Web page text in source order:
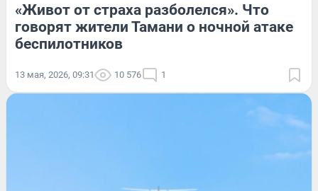
«Живот от страха разболелся». Что
говорят жители Тамани о ночной атаке
беспилотников
13 мая, 2026, 09:31 10 576 1